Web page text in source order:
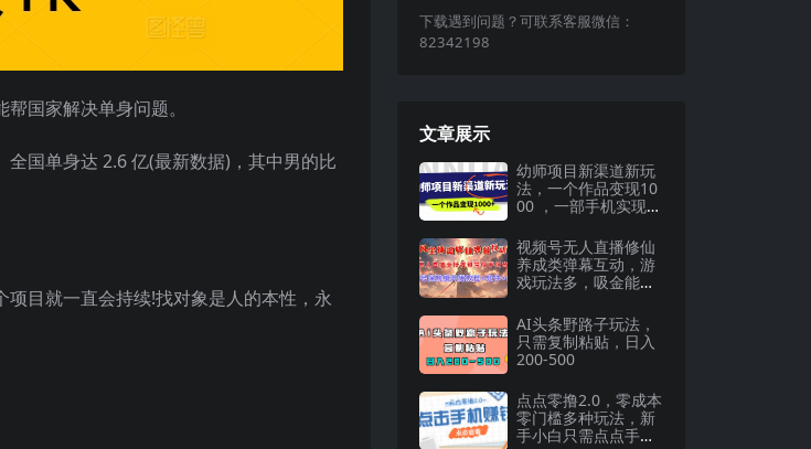
国家解决单身问题。
国单身达 2.6 亿(最新数据)，其中男的比
目就一直会持续!找对象是人的本性，永
下载遇到问题？可联系客服微信：
82342198
文章展示
幼师项目新渠道新玩
法，一个作品变现10
00 ，一部手机实现月
视频号无人直播修仙
养成类弹幕互动，游
戏玩法多，吸金能力
AI头条野路子玩法，
只需复制粘贴，日入
200-500
点点零撸2.0，零成本
零门槛多种玩法，新
手小白只需点点手机